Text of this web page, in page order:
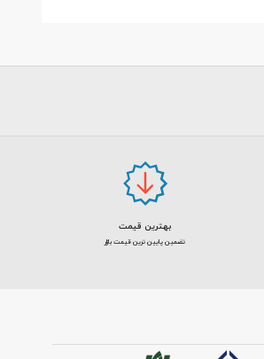
بهترین قیمت
تضمین پایین ترین قیمت بازار